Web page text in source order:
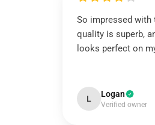
So impressed with
quality is superb,
looks perfect on
L Logan
Verified owner